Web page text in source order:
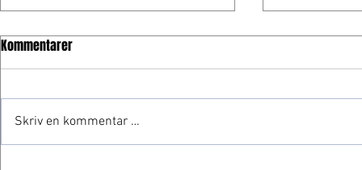
Frogner gjør
Kommentarer
Skriv en kommentar …